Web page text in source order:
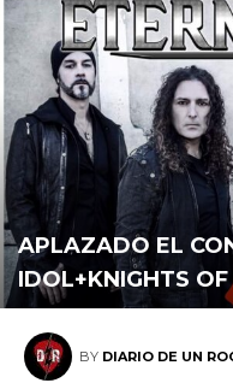
APLAZADO EL
IDOL+KNIGHTS
BY DIARIO DE UN